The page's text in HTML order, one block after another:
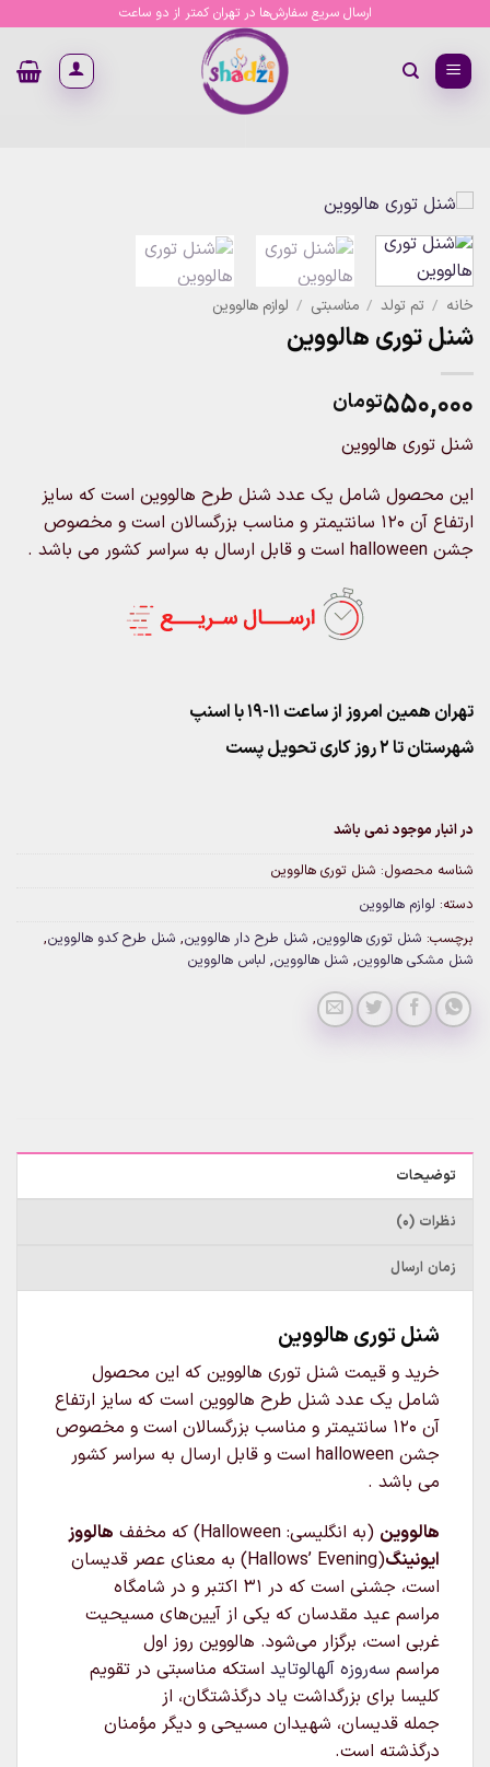
content
ارسال سریع سفارش‌ها در تهران کمتر از دو ساعت
خانه / تم تولد / مناسبتی / لوازم هالووین
شنل توری هالووین
۵۵۰,۰۰۰تومان
شنل توری هالووین
این محصول شامل یک عدد شنل طرح هالووین است که سایز
ارتفاع آن 120 سانتیمتر و مناسب بزرگسالان است و مخصوص
جشن halloween است و قابل ارسال به سراسر کشور می باشد .
تهران همین امروز از ساعت ۱۱-۱۹ با اسنپ
شهرستان تا 2 روز کاری تحویل پست
در انبار موجود نمی باشد
شناسه محصول: شنل توری هالووین
دسته: لوازم هالووین
برچسب: شنل توری هالووین, شنل طرح دار هالووین, شنل طرح کدو هالووین,
شنل مشکی هالووین, شنل هالووین, لباس هالووین
توضیحات
نظرات (0)
زمان ارسال
شنل توری هالووین
خرید و قیمت شنل توری هالووین که این محصول
شامل یک عدد شنل طرح هالووین است که سایز ارتفاع
آن 120 سانتیمتر و مناسب بزرگسالان است و مخصوص
جشن halloween است و قابل ارسال به سراسر کشور
می باشد .
هالووین (به انگلیسی: Halloween) که مخفف هالووز
ایونینگ
(Hallows’ Evening) به معنای عصر قدیسان
است، جشنی است که در ۳۱ اکتبر و در شامگاه
مراسم عید مقدسان که یکی از آیین‌های مسیحیت
غربی است، برگزار می‌شود. هالووین روز اول
مراسم سه‌روزه آلهالوتاید استکه مناسبتی در تقویم
کلیسا برای بزرگداشت یاد درگذشتگان، از
جمله قدیسان، شهیدان مسیحی و دیگر مؤمنان
درگذشته است.